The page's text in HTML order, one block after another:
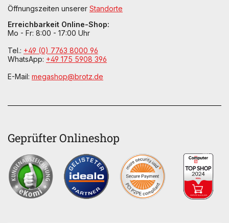
Öffnungszeiten unserer Standorte
Erreichbarkeit Online-Shop:
Mo - Fr: 8:00 - 17:00 Uhr
Tel.: +49 (0) 7763 8000 96
WhatsApp: +49 175 5908 396
E-Mail: megashop@brotz.de
Geprüfter Onlineshop